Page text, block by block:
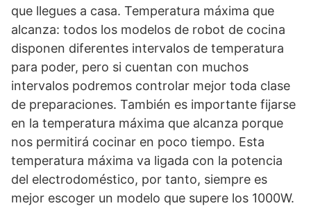
que llegues a casa. Temperatura máxima que
alcanza: todos los modelos de robot de cocina
disponen diferentes intervalos de temperatura
para poder, pero si cuentan con muchos
intervalos podremos controlar mejor toda clase
de preparaciones. También es importante fijarse
en la temperatura máxima que alcanza porque
nos permitirá cocinar en poco tiempo. Esta
temperatura máxima va ligada con la potencia
del electrodoméstico, por tanto, siempre es
mejor escoger un modelo que supere los 1000W.